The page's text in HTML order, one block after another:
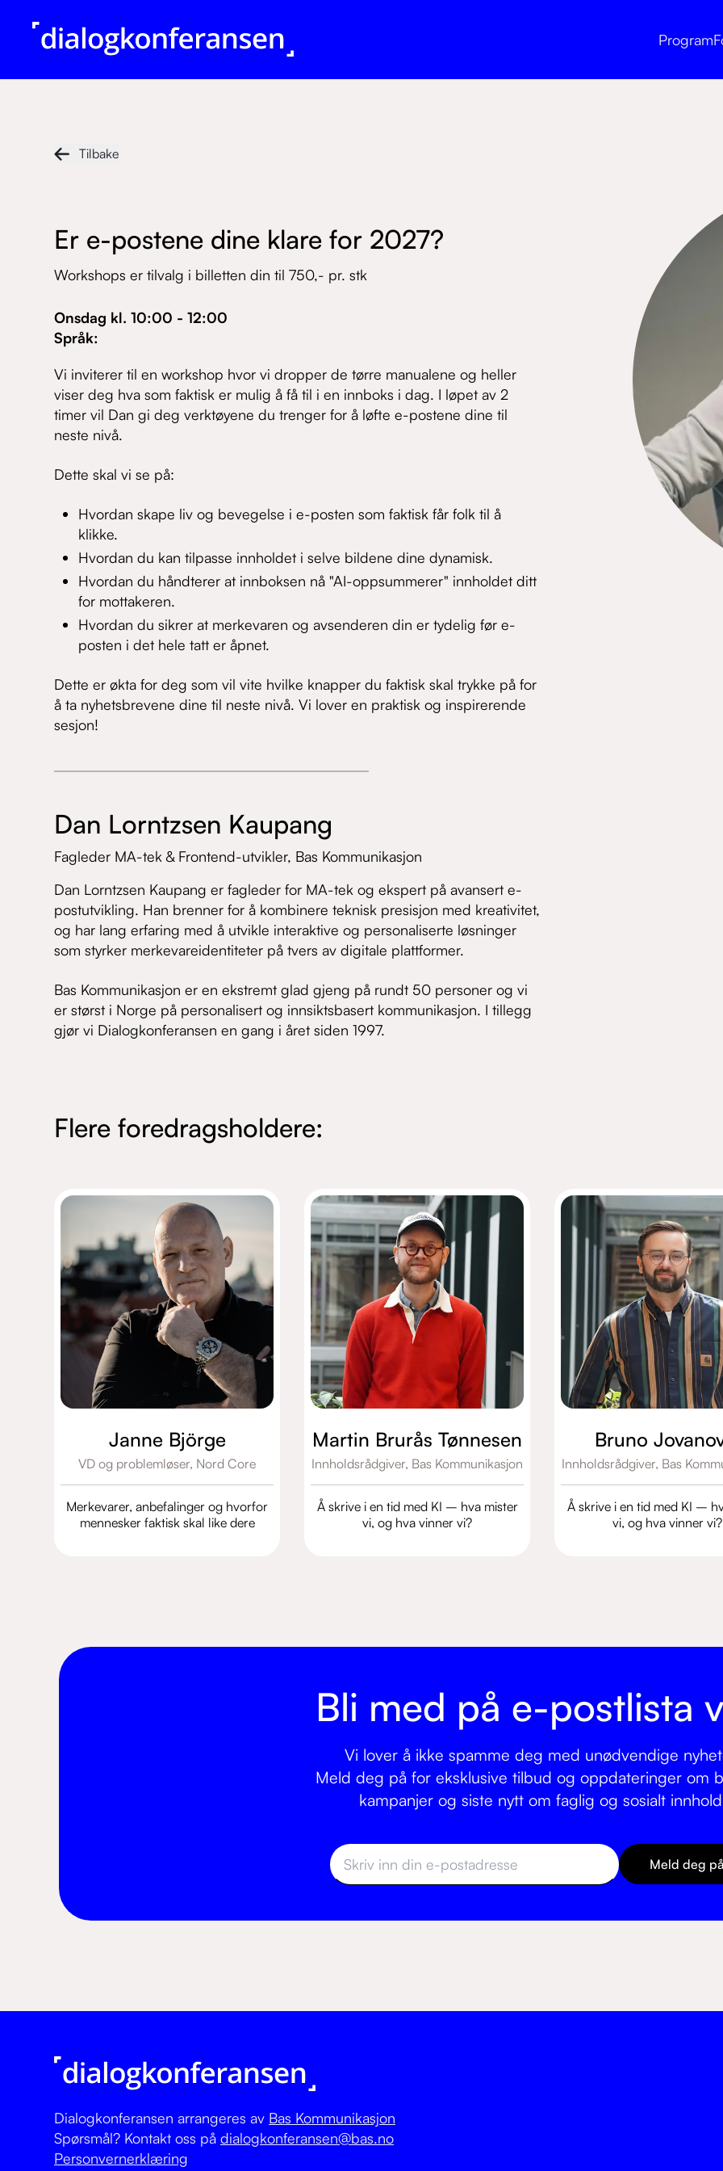
Program
Tilbake
Er e-postene dine klare for 2027?
Workshops er tilvalg i billetten din til 750,- pr. stk
Onsdag kl. 10:00 - 12:00
Språk:
Vi inviterer til en workshop hvor vi dropper de tørre manualene og heller
viser deg hva som faktisk er mulig å få til i en innboks i dag. I løpet av 2
timer vil Dan gi deg verktøyene du trenger for å løfte e-postene dine til
neste nivå.
Dette skal vi se på:
Hvordan skape liv og bevegelse i e-posten som faktisk får folk til å
klikke.
Hvordan du kan tilpasse innholdet i selve bildene dine dynamisk.
Hvordan du håndterer at innboksen nå "AI-oppsummerer" innholdet ditt
for mottakeren.
Hvordan du sikrer at merkevaren og avsenderen din er tydelig før e-
posten i det hele tatt er åpnet.
Dette er økta for deg som vil vite hvilke knapper du faktisk skal trykke på for
å ta nyhetsbrevene dine til neste nivå. Vi lover en praktisk og inspirerende
sesjon!
Dan Lorntzsen Kaupang
Fagleder MA-tek & Frontend-utvikler, Bas Kommunikasjon
Dan Lorntzsen Kaupang er fagleder for MA-tek og ekspert på avansert e-
postutvikling. Han brenner for å kombinere teknisk presisjon med kreativitet,
og har lang erfaring med å utvikle interaktive og personaliserte løsninger
som styrker merkevareidentiteter på tvers av digitale plattformer.
Bas Kommunikasjon er en ekstremt glad gjeng på rundt 50 personer og vi
er størst i Norge på personalisert og innsiktsbasert kommunikasjon. I tillegg
gjør vi Dialogkonferansen en gang i året siden 1997.
Flere foredragsholdere:
Janne Björge
VD og problemløser, Nord Core
Merkevarer, anbefalinger og hvorfor
mennesker faktisk skal like dere
Martin Brurås Tønnesen
Innholdsrådgiver, Bas Kommunikasjon
Å skrive i en tid med KI – hva mister
vi, og hva vinner vi?
Bruno
Innholdsrådgiver, Bas
Å skrive i en tid med KI –
vi, og hva vinner vi?
Bli med på e-postlista
Vi lover å ikke spamme deg med unødvendige
Meld deg på for eksklusive tilbud og oppdateringer om
kampanjer og siste nytt om faglig og sosialt
Meld deg
Dialogkonferansen arrangeres av Bas Kommunikasjon
Spørsmål? Kontakt oss på dialogkonferansen@bas.no
Personvernerklæring